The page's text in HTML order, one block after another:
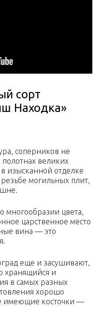
сорт
Находка»
соперников не
великих
изысканной отделке
могильных плит,
многообразии цвета,
царственное место
вина — это
еще и засушивают,
хранящийся и
в самых разных
хорошо
имеющие косточки —